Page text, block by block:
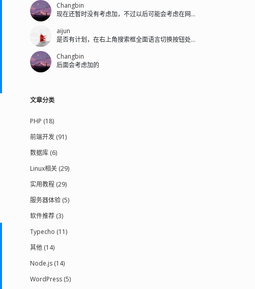
Changbin
现在还暂时没有考虑加，不过以后可能会考虑在网站右下方或搜索框左侧加。
aijun
是否有计划，在右上角搜索框全面语言切换按钮处，新增一个浅色/深色的切换按钮。
Changbin
后面会考虑加的
文章分类
PHP (18)
前端开发 (91)
数据库 (6)
Linux相关 (29)
实用教程 (29)
服务器体验 (5)
软件推荐 (3)
Typecho (11)
其他 (14)
Node.js (14)
WordPress (5)